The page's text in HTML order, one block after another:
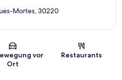
Karte
Mortes, 30220
vor
Ort
Restaurants